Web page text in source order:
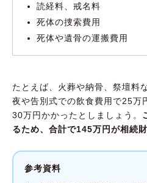
読経料、戒名料
死体の捜索費用
死体や遺骨の運搬費用
たとえば、火葬や納骨、祭壇料
夜や告別式での飲食費用で25万
30万円かかったとしましょう。
るため、合計で145万円が相続
参考資料